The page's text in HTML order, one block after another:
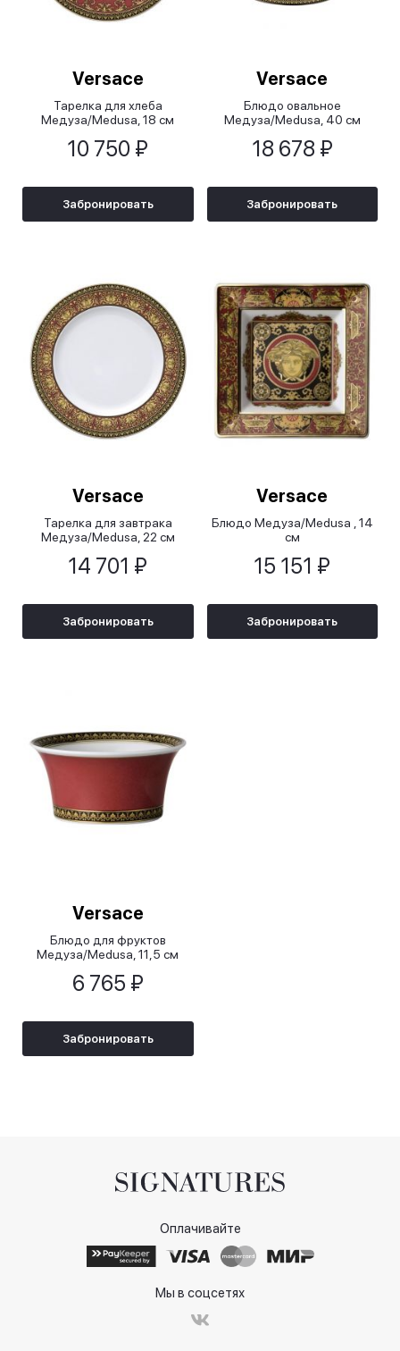
Versace
Тарелка для хлеба
Медуза/Medusa, 18 см
10 750 ₽
Забронировать
Versace
Блюдо овальное
Медуза/Medusa, 40 см
18 678 ₽
Забронировать
Versace
Тарелка для завтрака
Медуза/Medusa, 22 см
14 701 ₽
Забронировать
Versace
Блюдо Медуза/Medusa , 14
см
15 151 ₽
Забронировать
Versace
Блюдо для фруктов
Медуза/Medusa, 11,5 см
6 765 ₽
Забронировать
Оплачивайте
Мы в соцсетях